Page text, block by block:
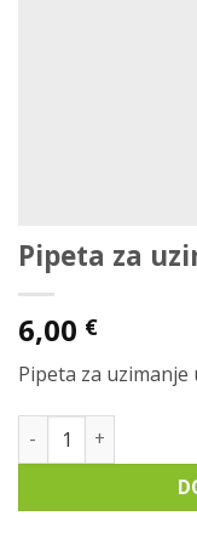
Pipeta za
6,00 €
Pipeta za uzimanje
Pipeta za uzimanje